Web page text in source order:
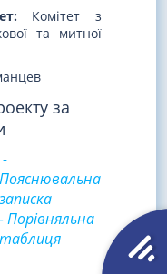
Комітет з
та митної
за
-
Пояснювальна
записка
- Порівняльна
таблиця